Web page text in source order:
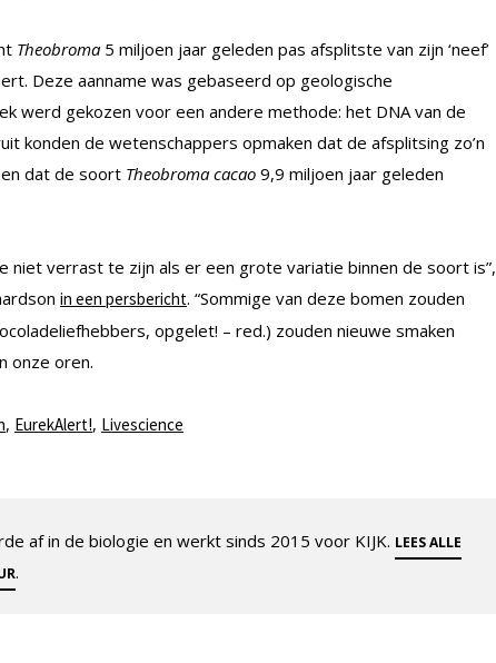
Theobroma 5 miljoen jaar geleden pas afsplitste van zijn ‘neef’
Deze aanname was gebaseerd op geologische
werd gekozen voor een andere methode: het DNA van de
konden de wetenschappers opmaken dat de afsplitsing zo’n
dat de soort Theobroma cacao 9,9 miljoen jaar geleden
niet verrast te zijn als er een grote variatie binnen de soort is”,
in een persbericht. “Sommige van deze bomen zouden
opgelet! – red.) zouden nieuwe smaken
onze oren.
, EurekAlert!, Livescience
af in de biologie en werkt sinds 2015 voor KIJK. LEES ALLE
.